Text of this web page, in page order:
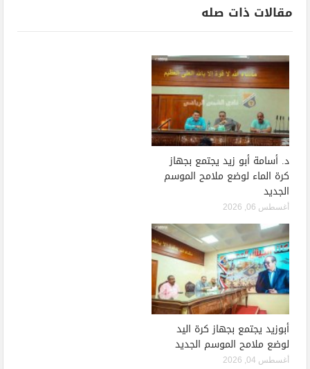
مقالات ذات صله
د. أسامة أبو زيد يجتمع بجهاز
كرة الماء لوضع ملامح الموسم
الجديد
أغسطس 06, 2026
أبوزيد يجتمع بجهاز كرة اليد
لوضع ملامح الموسم الجديد
أغسطس 04, 2026